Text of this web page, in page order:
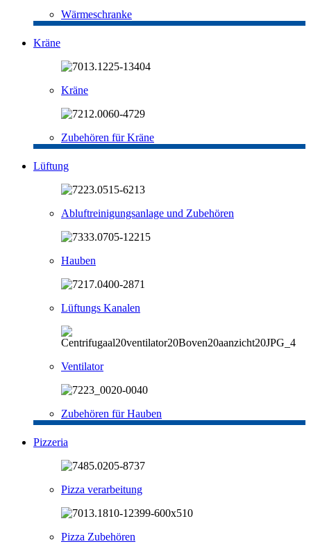
Wärmeschranke
Kräne
Kräne
Zubehören für Kräne
Lüftung
Abluftreinigungsanlage und Zubehören
Hauben
Lüftungs Kanalen
Ventilator
Zubehören für Hauben
Pizzeria
Pizza verarbeitung
Pizza Zubehören